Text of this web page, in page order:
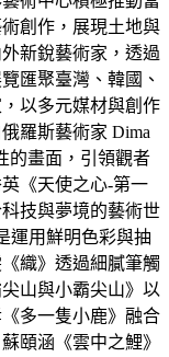
創作，展現土地與
新銳藝術家，透過
匯聚臺灣、韓國、
以多元媒材與創作
羅斯藝術家 Dima
的畫面，引領觀者
《天使之心-第一
技與夢境的藝術世
運用鮮明色彩與抽
織》透過細膩筆觸
山與小霸尖山》以
多一隻小鹿》融合
頤涵《雲中之鯉》